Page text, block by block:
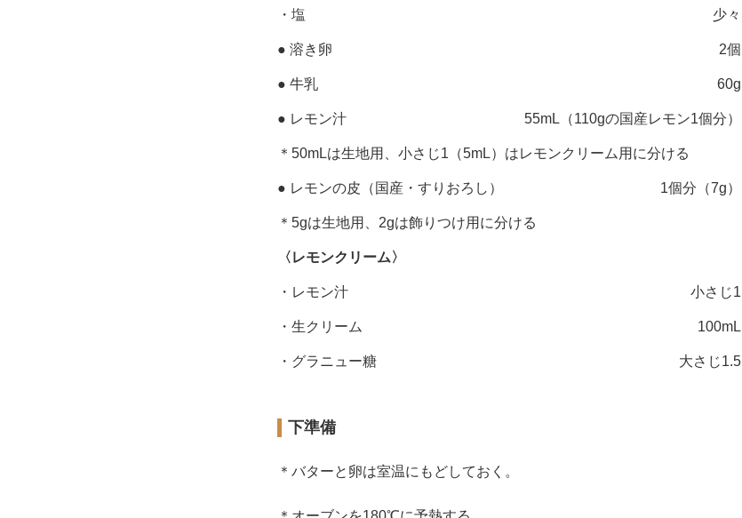
・塩 少々
● 溶き卵 2個
● 牛乳 60g
● レモン汁 55mL（110gの国産レモン1個分）
＊50mLは生地用、小さじ1（5mL）はレモンクリーム用に分ける
● レモンの皮（国産・すりおろし） 1個分（7g）
＊5gは生地用、2gは飾りつけ用に分ける
〈レモンクリーム〉
・レモン汁 小さじ1
・生クリーム 100mL
・グラニュー糖 大さじ1.5
下準備
＊バターと卵は室温にもどしておく。